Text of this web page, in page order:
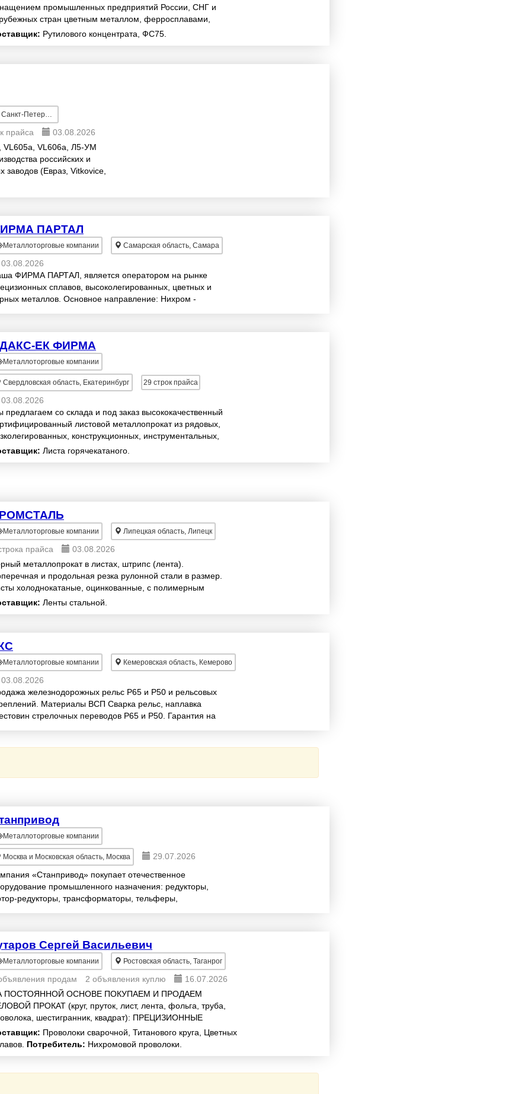
промышленных предприятий России, СНГ и
стран цветным металлом, ферросплавами,
продукцией и т.д. НАША ПРОДУКЦИЯ:
Рутилового концентрата, ФС75.
Петербург
прайса
03.08.2026
VL605a, VL606a, Л5-УМ
российских и
заводов (Евраз, Vitkovice,
элеме...
ПАРТАЛ
Металлоторговые компании Самарская область, Самара
03.08.2026
ФИРМА ПАРТАЛ, является оператором на рынке
сплавов, высоколегированных, цветных и
металлов. Основное направление: Нихром -
ЕК ФИРМА
Металлоторговые компании
Свердловская область, Екатеринбург 29 строк прайса
03.08.2026
предлагаем со склада и под заказ высококачественный
листовой металлопрокат из рядовых,
конструкционных, инструментальных,
строительных, котельных, жаро...
Листа горячекатаного.
Металлоторговые компании Липецкая область, Липецк
прайса
03.08.2026
металлопрокат в листах, штрипс (лента).
и продольная резка рулонной стали в размер.
холоднокатаные, оцинкованные, с полимерным
Ленты стальной.
Металлоторговые компании Кемеровская область, Кемерово
03.08.2026
железнодорожных рельс Р65 и Р50 и рельсовых
Материалы ВСП Сварка рельс, наплавка
стрелочных переводов Р65 и Р50. Гарантия на
Металлоторговые компании
Москва и Московская область, Москва
29.07.2026
«Станпривод» покупает отечественное
промышленного назначения: редукторы,
редукторы, трансформаторы, тельферы,
Сергей Васильевич
Металлоторговые компании Ростовская область, Таганрог
продам 2 объявления куплю
16.07.2026
ПОСТОЯННОЙ ОСНОВЕ ПОКУПАЕМ И ПРОДАЕМ
ПРОКАТ (круг, пруток, лист, лента, фольга, труба,
шестигранник, квадрат): ПРЕЦИЗИОННЫЕ
80НХС, 79НМ, 76НХД, ХН70Ю, Х20Н80, Х15Н60,
Проволоки сварочной, Титанового круга, Цветных
Потребитель: Нихромовой проволоки.